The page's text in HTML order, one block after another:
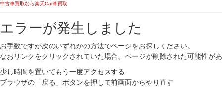
中古車買取なら楽天Car車買取
エラーが発生しました
お手数ですが次のいずれかの方法でページをお探しください。
なおリンクをクリックされていた場合、ページが削除された可能性が
少し時間を置いてもう一度アクセスする
ブラウザの「戻る」ボタンを押して前画面からやり直す